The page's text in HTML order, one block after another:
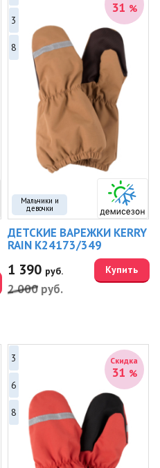
Мальчики и
девочки
31 %
3
8
ДЕТСКИЕ ВАРЕЖКИ KERRY
RAIN K24173/349
1 390 руб.
2 000 руб.
Купить
Скидка
31 %
3
6
8